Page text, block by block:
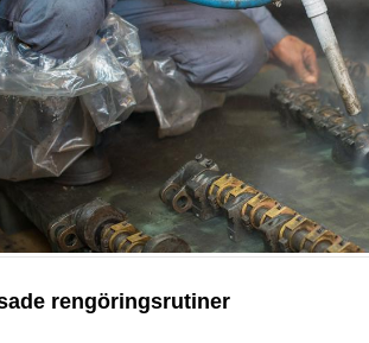
rengöringsrutiner